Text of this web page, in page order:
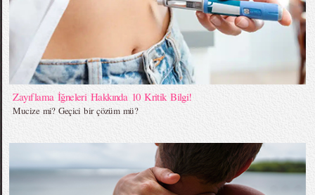
Zayıflama İğneleri Hakkında 10 Kritik Bilgi!
Mucize mi? Geçici bir çözüm mü?